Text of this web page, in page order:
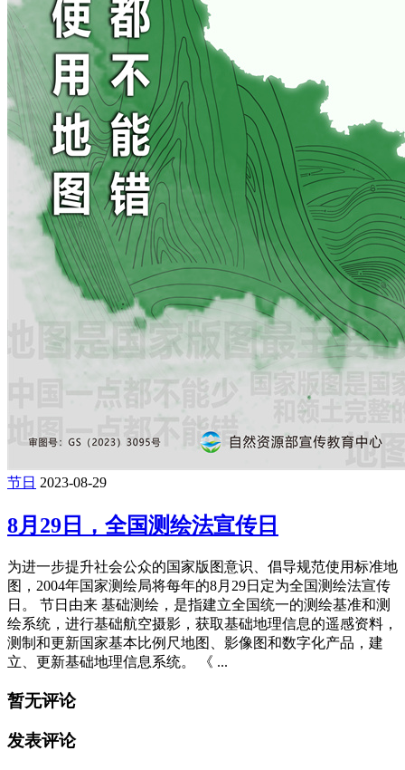
节日 2023-08-29
8月29日，全国测绘法宣传日
为进一步提升社会公众的国家版图意识、倡导规范使用标准地
图，2004年国家测绘局将每年的8月29日定为全国测绘法宣传
日。 节日由来 基础测绘，是指建立全国统一的测绘基准和测
绘系统，进行基础航空摄影，获取基础地理信息的遥感资料，
测制和更新国家基本比例尺地图、影像图和数字化产品，建
立、更新基础地理信息系统。 《 ...
暂无评论
发表评论